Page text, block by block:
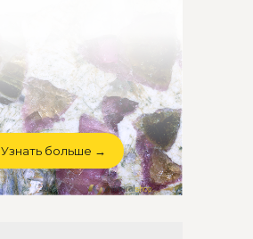
Узнать больше →